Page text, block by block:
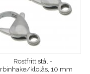
Rostfritt stål -
klolås, 10 mm